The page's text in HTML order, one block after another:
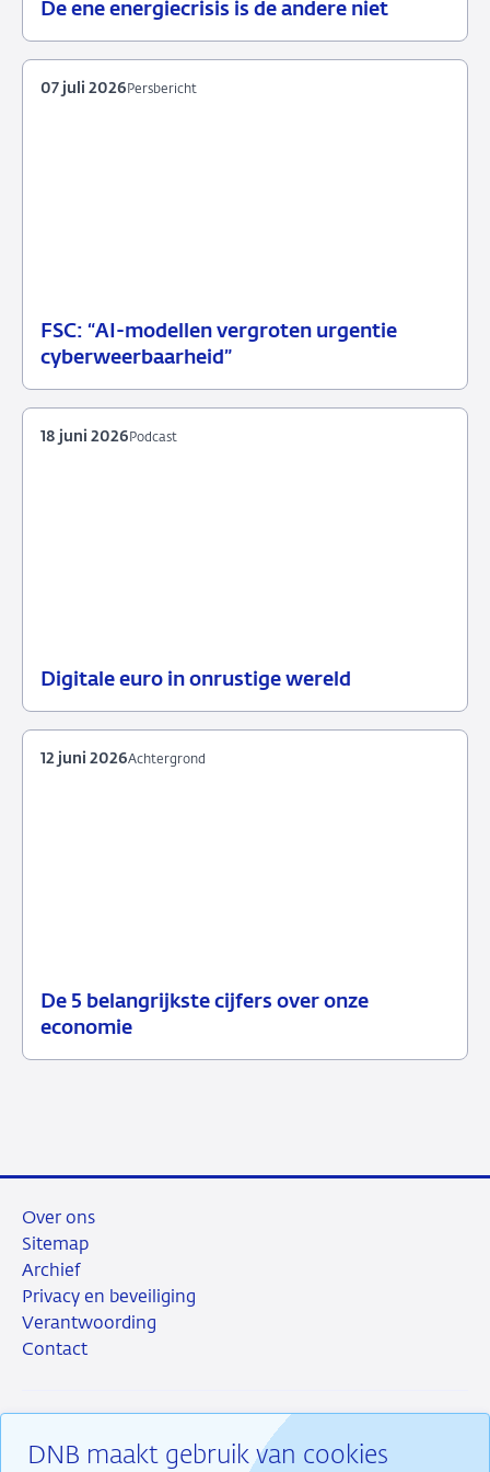
De ene energiecrisis is de andere niet
2026
FSC: “AI-modellen vergroten urgentie
cyberweerbaarheid”
07
Persbericht
Persbericht
07 juli 2026
Digitale euro in onrustige wereld
2026
Podcast
18 juni 2026
De 5 belangrijkste cijfers over onze
economie
12
Achtergrond
Achtergrond
12 juni 2026
DNB maakt gebruik van cookies
Over ons
Sitemap
Archief
Privacy en beveiliging
Verantwoording
Contact
RSS InstagramLinkedin
X